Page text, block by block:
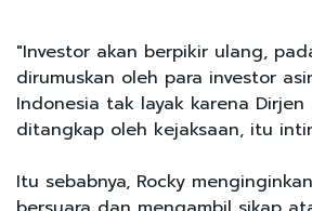
"Investor akan berpikir ulang,
dirumuskan oleh para investor
Indonesia tak layak karena Dirjen
ditangkap oleh kejaksaan, itu
Itu sebabnya, Rocky